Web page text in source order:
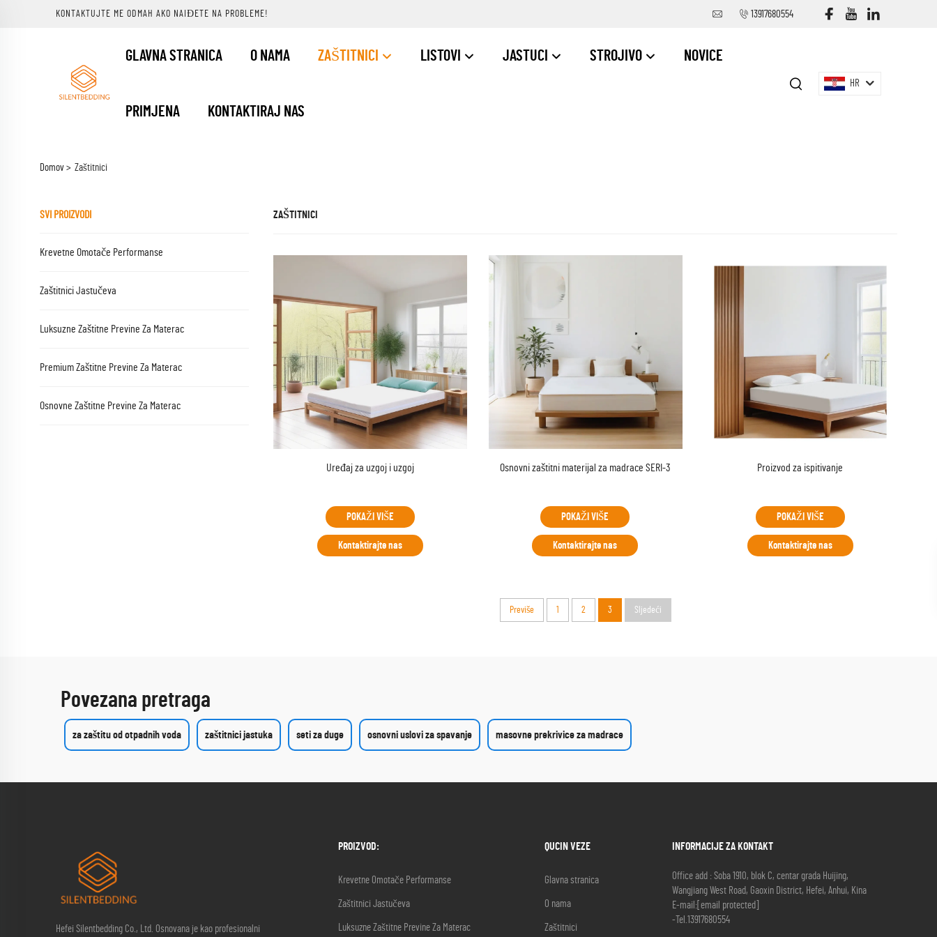
KONTAKTUJTE ME ODMAH AKO NAIĐETE NA PROBLEME! 13917680554
GLAVNA STRANICA O NAMA ZAŠTITNICI LISTOVI JASTUCI STROJIVO NOVICE
PRIMJENA KONTAKTIRAJ NAS
HR
Domov > Zaštitnici
SVI PROIZVODI
Krevetne Omotače Performanse
Zaštitnici Jastučeva
Luksuzne Zaštitne Previne Za Materac
Premium Zaštitne Previne Za Materac
Osnovne Zaštitne Previne Za Materac
ZAŠTITNICI
Uređaj za uzgoj i uzgoj
POKAŽI VIŠE
Kontaktirajte nas
Osnovni zaštitni materijal za madrace SERI-3
POKAŽI VIŠE
Kontaktirajte nas
Proizvod za ispitivanje
POKAŽI VIŠE
Kontaktirajte nas
Previše 1 2 3 Sljedeći
Povezana pretraga
za zaštitu od otpadnih voda zaštitnici jastuka seti za duge osnovni uslovi za spavanje masovne prekrivice za madrace
Hefei Silentbedding Co., Ltd. Osnovana je kao profesionalni
PROIZVOD:
Krevetne Omotače Performanse
Zaštitnici Jastučeva
Luksuzne Zaštitne Previne Za Materac
QUCIN VEZE
Glavna stranica
O nama
Zaštitnici
INFORMACIJE ZA KONTAKT
Office add : Soba 1910, blok C, centar grada Huijing,
Wangjiang West Road, Gaoxin District, Hefei, Anhui, Kina
E-mail:[email protected]
-Tel.13917680554